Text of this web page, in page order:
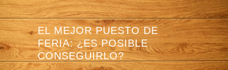
EL MEJOR PUESTO DE
FERIA: ¿ES POSIBLE
CONSEGUIRLO?